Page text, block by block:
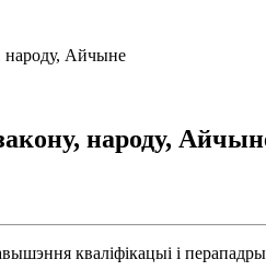
народу, Айчыне
народу,
кваліфікацыі і